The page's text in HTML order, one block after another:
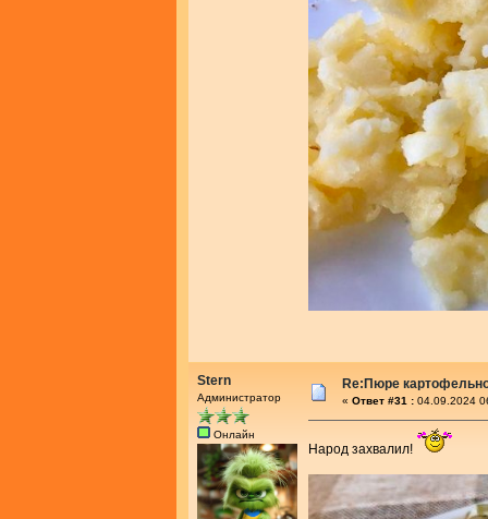
Stern
Администратор
Онлайн
Re:Пюре
« Ответ #31 : 04.09.2024
Народ захвалил!